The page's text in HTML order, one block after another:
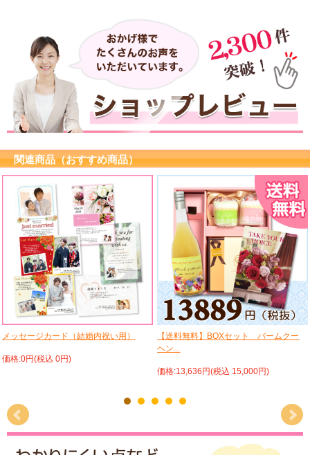
関連商品（おすすめ商品）
メッセージカード（結婚内祝い用）
価格:0円(税込 0円)
【送料無料】BOXセット バームクー
ヘン...
価格:13,636円(税込 15,000円)